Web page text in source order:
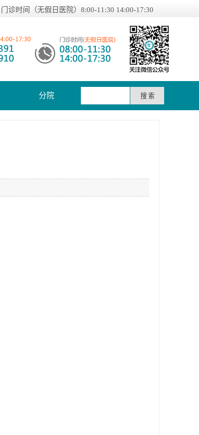
门诊时间（无假日医院）8:00-11:30 14:00-17:30
分院